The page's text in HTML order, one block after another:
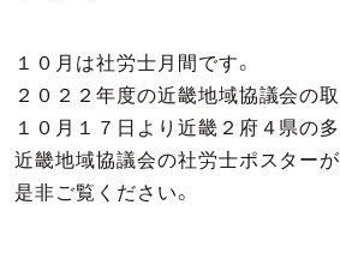
１０月は社労士月間です。
２０２２年度の近畿地域協議会の取
１０月１７日より近畿２府４県の
近畿地域協議会の社労士ポスターが
是非ご覧ください。